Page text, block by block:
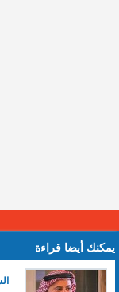
يمكنك أيضا قراءة